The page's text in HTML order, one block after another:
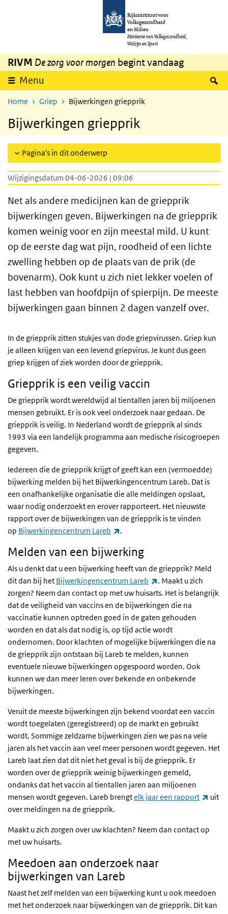
Overslaan en naar de inhoud gaan
Rijksinstituut voor
Volksgezondheid
en Milieu
Ministerie van Volksgezondheid,
Welzijn en Sport
RIVM De zorg voor morgen begint vandaag
Menu
Home Griep Bijwerkingen griepprik
Bijwerkingen griepprik
Pagina's in dit onderwerp
Wijzigingsdatum 04-06-2026 | 09:06
Net als andere medicijnen kan de griepprik
bijwerkingen geven. Bijwerkingen na de griepprik
komen weinig voor en zijn meestal mild. U kunt
op de eerste dag wat pijn, roodheid of een lichte
zwelling hebben op de plaats van de prik (de
bovenarm). Ook kunt u zich niet lekker voelen of
last hebben van hoofdpijn of spierpijn. De meeste
bijwerkingen gaan binnen 2 dagen vanzelf over.
In de griepprik zitten stukjes van dode griepvirussen. Griep kun
je alleen krijgen van een levend griepvirus. Je kunt dus geen
griep krijgen of ziek worden door de griepprik.
Griepprik is een veilig vaccin
De griepprik wordt wereldwijd al tientallen jaren bij miljoenen
mensen gebruikt. Er is ook veel onderzoek naar gedaan. De
griepprik is veilig. In Nederland wordt de griepprik al sinds
1993 via een landelijk programma aan medische risicogroepen
gegeven.
Iedereen die de griepprik krijgt of geeft kan een (vermoedde)
bijwerking melden bij het Bijwerkingencentrum Lareb. Dat is
een onafhankelijke organisatie die alle meldingen opslaat,
waar nodig onderzoekt en erover rapporteert. Het nieuwste
rapport over de bijwerkingen van de griepprik is te vinden
op Bijwerkingencentrum Lareb (externe link)
.
Melden van een bijwerking
Als u denkt dat u een bijwerking heeft van de griepprik? Meld
dit dan bij het Bijwerkingencentrum Lareb (externe link)
. Maakt u zich
zorgen? Neem dan contact op met uw huisarts. Het is belangrijk
dat de veiligheid van vaccins en de bijwerkingen die na
vaccinatie kunnen optreden goed in de gaten gehouden
worden en dat als dat nodig is, op tijd actie wordt
ondernomen. Door klachten of mogelijke bijwerkingen die na
de griepprik zijn ontstaan bij Lareb te melden, kunnen
eventuele nieuwe bijwerkingen opgespoord worden. Ook
kunnen we dan meer leren over bekende en onbekende
bijwerkingen.
Veruit de meeste bijwerkingen zijn bekend voordat een vaccin
wordt toegelaten (geregistreerd) op de markt en gebruikt
wordt. Sommige zeldzame bijwerkingen zien we pas na vele
jaren als het vaccin aan veel meer personen wordt gegeven. Het
Lareb laat zien dat dit niet het geval is bij de griepprik. Er
worden over de griepprik weinig bijwerkingen gemeld,
ondanks dat het vaccin al tientallen jaren aan miljoenen
mensen wordt gegeven. Lareb brengtelk jaar een rapport
uit
over meldingen na de griepprik.
Maakt u zich zorgen over uw klachten? Neem dan contact op
met uw huisarts.
Meedoen aan onderzoek naar
bijwerkingen van Lareb
Naast het zelf melden van een bijwerking kunt u ook meedoen
met het onderzoek naar bijwerkingen van de griepprik. Dit kan